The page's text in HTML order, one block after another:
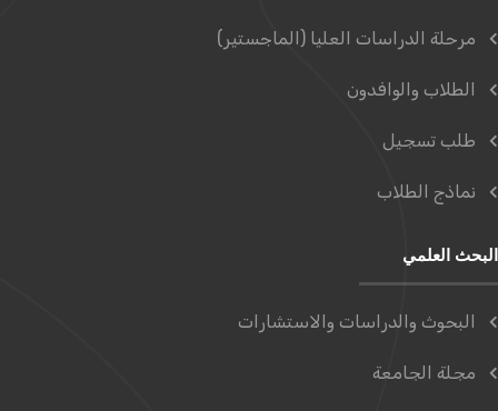
مرحلة الدراسات العليا (الماجستير)
الطلاب والوافدون
طلب تسجيل
نماذج الطلاب
البحث العلمي
البحوث والدراسات والاستشارات
مجلة الجامعة